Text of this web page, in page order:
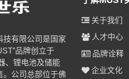
技有限公司是国家
品牌创立于
、锂电池及储能
。公司总部位于佛
关于我们
人才中心
品牌诠释
企业文化